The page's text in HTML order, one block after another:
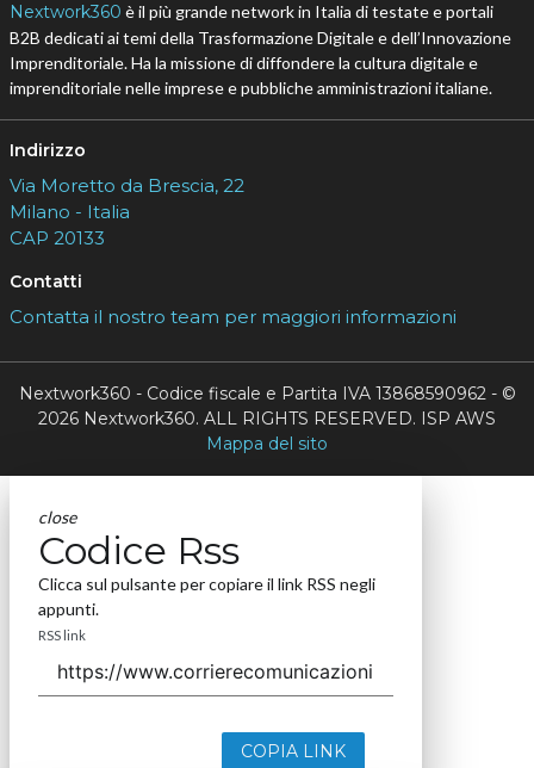
Nextwork360 è il più grande network in Italia di testate e portali
B2B dedicati ai temi della Trasformazione Digitale e dell’Innovazione
Imprenditoriale. Ha la missione di diffondere la cultura digitale e
imprenditoriale nelle imprese e pubbliche amministrazioni italiane.
Indirizzo
Via Moretto da Brescia, 22
Milano - Italia
CAP 20133
Contatti
Contatta il nostro team per maggiori informazioni
Nextwork360 - Codice fiscale e Partita IVA 13868590962 - ©
2026 Nextwork360. ALL RIGHTS RESERVED. ISP AWS
Mappa del sito
close
Codice Rss
Clicca sul pulsante per copiare il link RSS negli
appunti.
RSS link
COPIA LINK